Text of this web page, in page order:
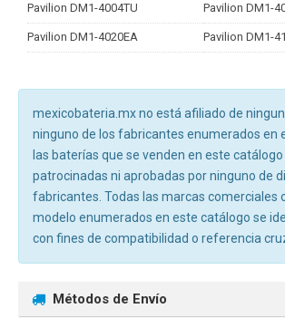
Pavilion DM1-4004TU Pavilion DM1-
Pavilion DM1-4020EA Pavilion DM1-
mexicobateria.mx no está afiliado de
ninguno de los fabricantes enumerados en
las baterías que se venden en este
patrocinadas ni aprobadas por ninguno de
fabricantes. Todas las marcas comerciales
modelo enumerados en este catálogo se
con fines de compatibilidad o referencia
Métodos de Envío